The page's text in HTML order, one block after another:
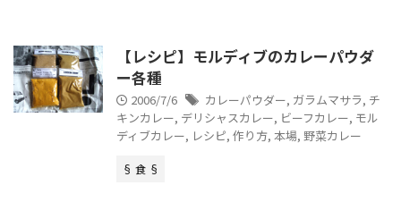
【レシピ】モルディブのカレーパウダ
ー各種
2006/7/6 カレーパウダー, ガラムマサラ, チ
キンカレー, デリシャスカレー, ビーフカレー, モル
ディブカレー, レシピ, 作り方, 本場, 野菜カレー
§ 食 §